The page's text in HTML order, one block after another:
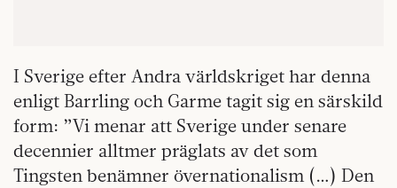
I Sverige efter Andra världskriget har denna
enligt Barrling och Garme tagit sig en särskild
form: ”Vi menar att Sverige under senare
decennier alltmer präglats av det som
Tingsten benämner övernationalism (…) Den